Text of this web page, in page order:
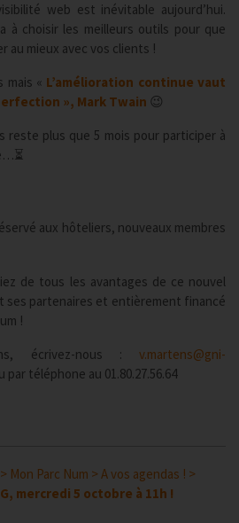
web est inévitable aujourd’hui.
à choisir les meilleurs outils pour que
au mieux avec vos clients !
mais « L’amélioration continue vaut
», Mark Twain 😉
reste plus que 5 mois pour participer à
aux hôteliers, nouveaux membres
de tous les avantages de ce nouvel
ses partenaires et entièrement financé
!
écrivez-nous : v.martens@gni-
par téléphone au 01.80.27.56.64
> Mon Parc Num >A vos agendas ! >
mercredi 5 octobre à 11h !